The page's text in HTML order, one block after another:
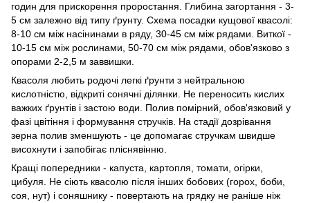
годин для прискорення проростання. Глибина загортання - 3-
5 см залежно від типу ґрунту. Схема посадки кущової квасолі:
8-10 см між насінинами в ряду, 30-45 см між рядами. Виткої -
10-15 см між рослинами, 50-70 см між рядами, обов'язково з
опорами 2-2,5 м заввишки.
Квасоля любить родючі легкі ґрунти з нейтральною
кислотністю, відкриті сонячні ділянки. Не переносить кислих
важких ґрунтів і застою води. Полив помірний, обов'язковий у
фазі цвітіння і формування стручків. На стадії дозрівання
зерна полив зменшують - це допомагає стручкам швидше
висохнути і запобігає пліснявінню.
Кращі попередники - капуста, картопля, томати, огірки,
цибуля. Не сіють квасолю після інших бобових (горох, боби,
соя, нут) і соняшнику - повертають на грядку не раніше ніж